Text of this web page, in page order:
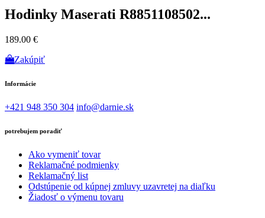
Hodinky Maserati R8851108502...
189.00 €
Zakúpiť
Informácie
+421 948 350 304 info@darnie.sk
potrebujem poradiť
Ako vymeniť tovar
Reklamačné podmienky
Reklamačný list
Odstúpenie od kúpnej zmluvy uzavretej na diaľku
Žiadosť o výmenu tovaru